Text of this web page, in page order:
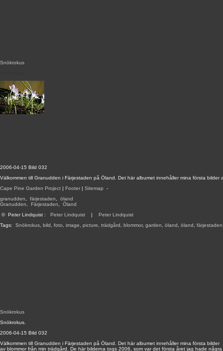
2006-04-15 Bild 032
Välkommen till Granudden i Färjestaden på Öland. Det här albumet innehåller mina första
Cape Pine Garden Project | Footer | Sitemap -
granudden
färjestaden
öland
Granudden
Färjestaden
Öland
© Peter Lindquist : Peter Lindquist | Peter Lindquist
Tags: Snökrokus bild foto image picture trädgård blommor, garden öland öland färjestaden
Snökrokus
Snökrokus
Snökrokus.
2006-04-15 Bild 032
Välkommen till Granudden i Färjestaden på Öland. Det här albumet innehåller mina första bilder
av blommor från min trädgård. De här bilderna togs 2006, som var det första året jag hade några